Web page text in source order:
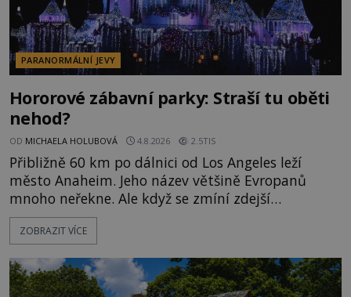
PARANORMÁLNÍ JEVY
Hororové zábavní parky: Straší tu oběti
nehod?
OD MICHAELA HOLUBOVÁ 4.8.2026 2.5TIS
Přibližně 60 km po dálnici od Los Angeles leží
město Anaheim. Jeho název většině Evropanů
mnoho neřekne. Ale když se zmíní zdejší
Disneyland, je hned jasno. Zábavní park vyroste na
poklidném místě bývalého sadu pomerančovníků.
kolem 17 000 000 zábavychtivých lidí ročně. A ač je
velká snaha to utajit, někteří z
ZOBRAZIT VÍCE